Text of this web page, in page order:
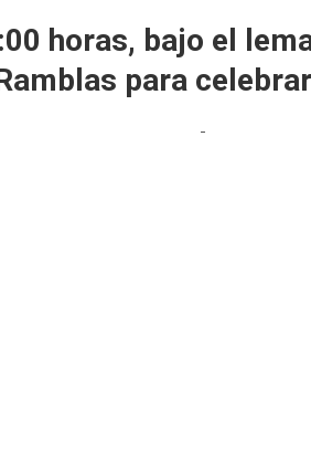
horas, bajo el
para celebrar